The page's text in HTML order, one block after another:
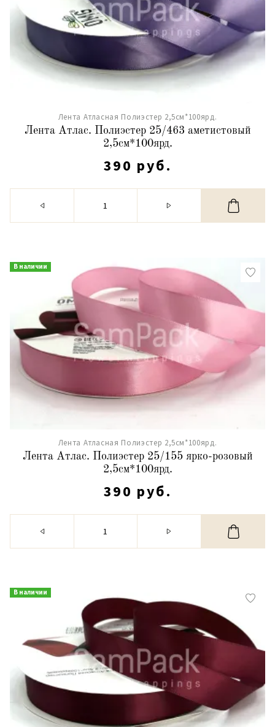
Лента Атласная Полиэстер 2,5см*100ярд.
Лента Атлас. Полиэстер 25/463 аметистовый
2,5см*100ярд.
390 руб.
В наличии
Лента Атласная Полиэстер 2,5см*100ярд.
Лента Атлас. Полиэстер 25/155 ярко-розовый
2,5см*100ярд.
390 руб.
В наличии